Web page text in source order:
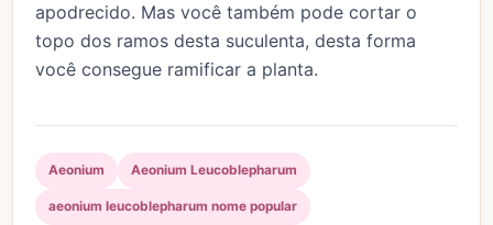
apodrecido. Mas você também pode cortar o
topo dos ramos desta suculenta, desta forma
você consegue ramificar a planta.
Aeonium Aeonium Leucoblepharum
aeonium leucoblepharum nome popular